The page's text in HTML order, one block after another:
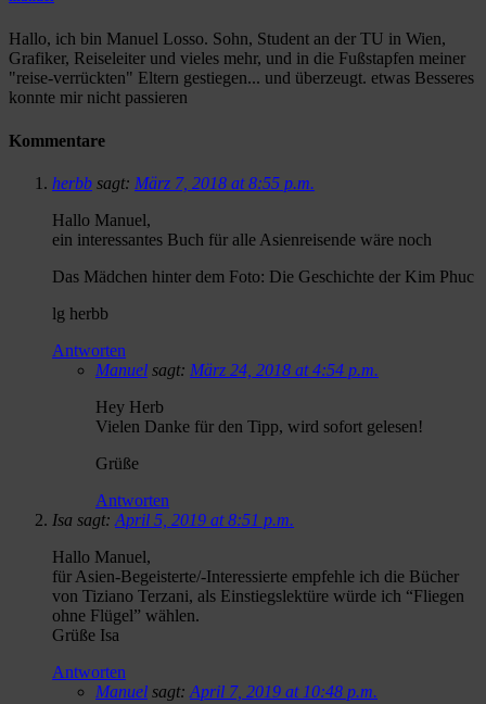
Hallo, ich bin Manuel Losso. Sohn, Student an der TU in Wien,
Grafiker, Reiseleiter und vieles mehr, und in die Fußstapfen meiner
"reise-verrückten" Eltern gestiegen... und überzeugt. etwas Besseres
konnte mir nicht passieren
Kommentare
herbb sagt: März 7, 2018 at 8:55 p.m.
Hallo Manuel,
ein interessantes Buch für alle Asienreisende wäre noch
Das Mädchen hinter dem Foto: Die Geschichte der Kim Phuc
lg herbb
Antworten
Manuel sagt: März 24, 2018 at 4:54 p.m.
Hey Herb
Vielen Danke für den Tipp, wird sofort gelesen!
Grüße
Antworten
Isa sagt: April 5, 2019 at 8:51 p.m.
Hallo Manuel,
für Asien-Begeisterte/-Interessierte empfehle ich die Bücher
von Tiziano Terzani, als Einstiegslektüre würde ich “Fliegen
ohne Flügel” wählen.
Grüße Isa
Antworten
Manuel sagt: April 7, 2019 at 10:48 p.m.